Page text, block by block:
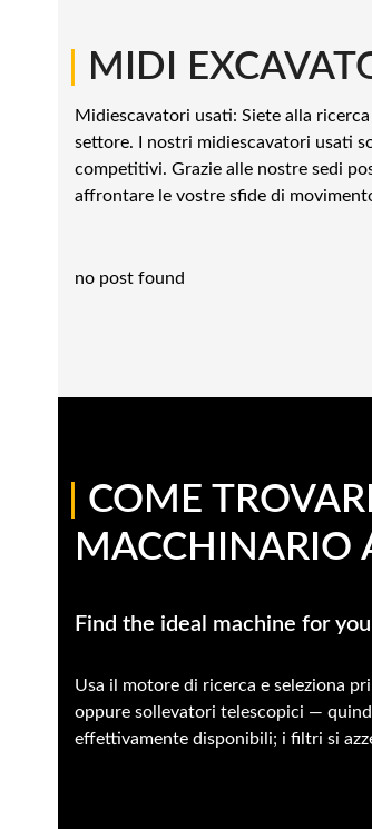
MIDI
Midiescavatori usati: Siete alla
settore. I nostri midiescavatori usati
competitivi. Grazie alle nostre sedi
affrontare le vostre sfide di
no post found
COME
MACCHINARIO
Find the ideal machine for
Usa il motore di ricerca e seleziona
oppure sollevatori telescopici —
effettivamente disponibili; i filtri si